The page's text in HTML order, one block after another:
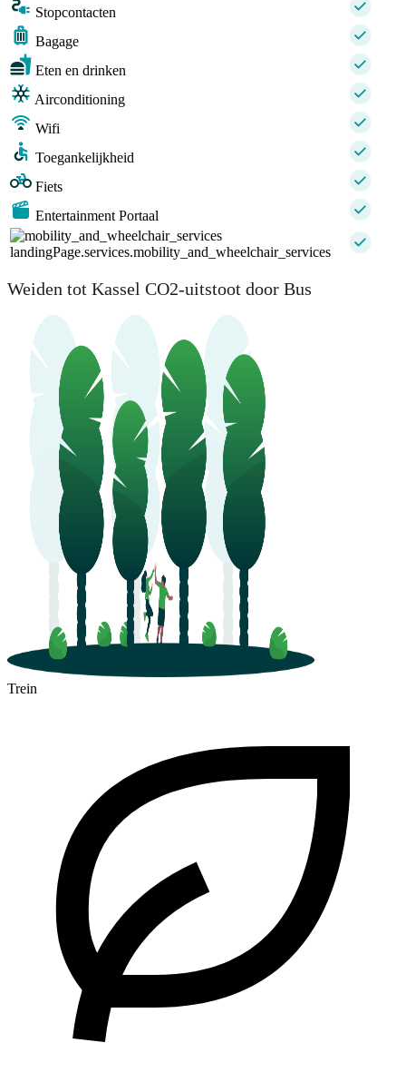
Stopcontacten
Bagage
Eten en drinken
Airconditioning
Wifi
Toegankelijkheid
Fiets
Entertainment Portaal
landingPage.services.mobility_and_wheelchair_services
Weiden tot Kassel CO2-uitstoot door Bus
Trein